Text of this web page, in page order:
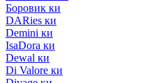
Боровик ки
DARies ки
Demini ки
IsaDora ки
Dewal ки
Di Valore ки